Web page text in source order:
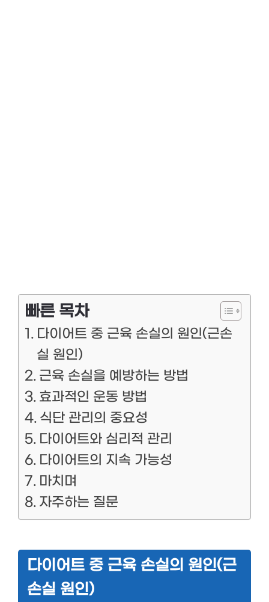
빠른 목차
다이어트 중 근육 손실의 원인(근손
실 원인)
근육 손실을 예방하는 방법
효과적인 운동 방법
식단 관리의 중요성
다이어트와 심리적 관리
다이어트의 지속 가능성
마치며
자주하는 질문
다이어트 중 근육 손실의 원인(근
손실 원인)